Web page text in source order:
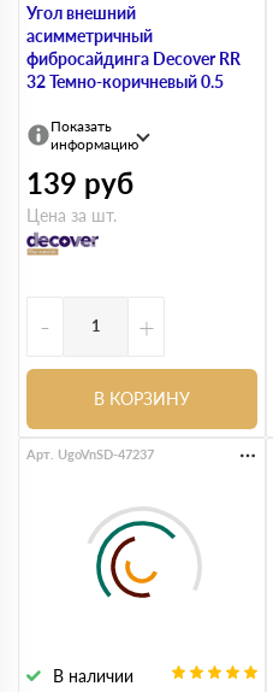
Угол внешний
асимметричный
фибросайдинга Decover RR
32 Темно-коричневый 0.5
Показать
информацию
139 руб
Цена за шт.
- +
В КОРЗИНУ
В наличии
Арт. UgoVnSD-47237